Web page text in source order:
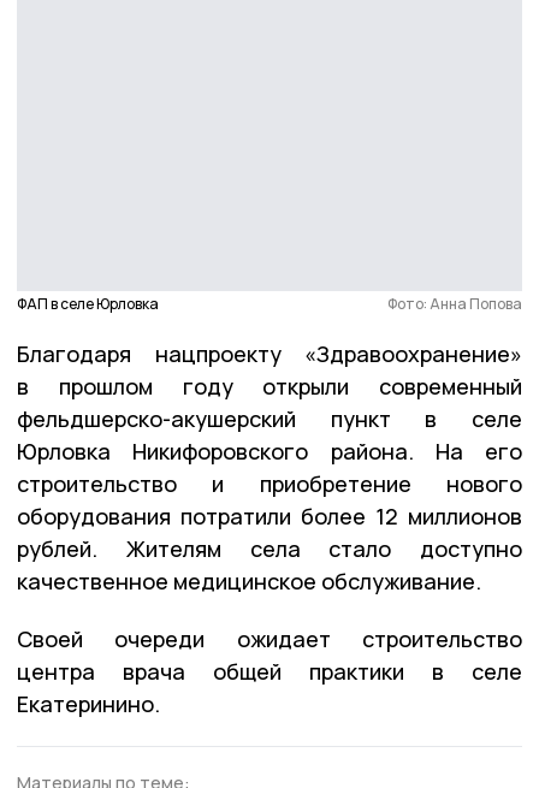
ФАП в селе Юрловка Фото: Анна Попова
Благодаря нацпроекту «Здравоохранение»
в прошлом году открыли современный
фельдшерско-акушерский пункт в селе
Юрловка Никифоровского района. На его
строительство и приобретение нового
оборудования потратили более 12 миллионов
рублей. Жителям села стало доступно
качественное медицинское обслуживание.
Своей очереди ожидает строительство
центра врача общей практики в селе
Екатеринино.
Материалы по теме: